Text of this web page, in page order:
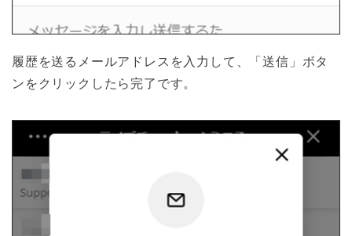
履歴を送るメールアドレスを入力して、「送信」ボタ
ンをクリックしたら完了です。